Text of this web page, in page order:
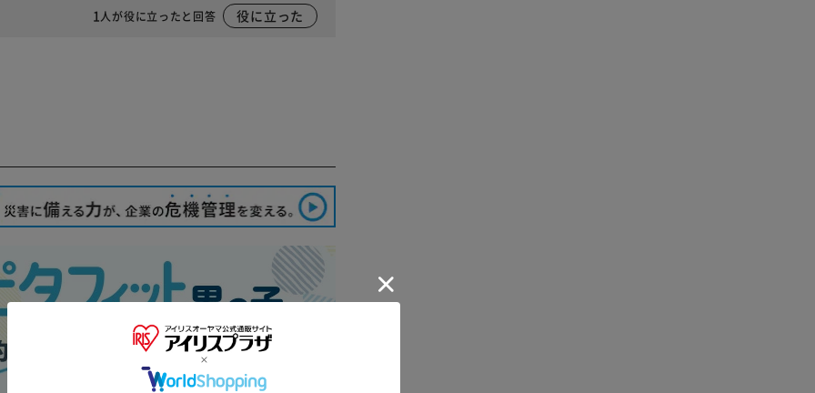
1人が役に立ったと回答 役に立った
※ご確認ください